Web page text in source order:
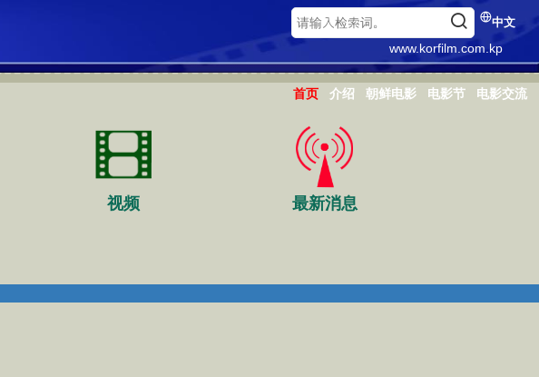
www.korfilm.com.kp
中文
首页 介绍 朝鲜电影 电影节 电影交流
视频 最新消息